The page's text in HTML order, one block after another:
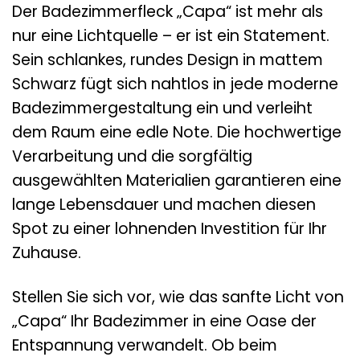
Der Badezimmerfleck „Capa“ ist mehr als
nur eine Lichtquelle – er ist ein Statement.
Sein schlankes, rundes Design in mattem
Schwarz fügt sich nahtlos in jede moderne
Badezimmergestaltung ein und verleiht
dem Raum eine edle Note. Die hochwertige
Verarbeitung und die sorgfältig
ausgewählten Materialien garantieren eine
lange Lebensdauer und machen diesen
Spot zu einer lohnenden Investition für Ihr
Zuhause.
Stellen Sie sich vor, wie das sanfte Licht von
„Capa“ Ihr Badezimmer in eine Oase der
Entspannung verwandelt. Ob beim